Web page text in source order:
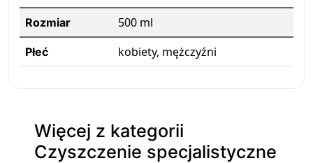
Rozmiar 500 ml
Płeć kobiety, mężczyźni
Więcej z kategorii
Czyszczenie specjalistyczne